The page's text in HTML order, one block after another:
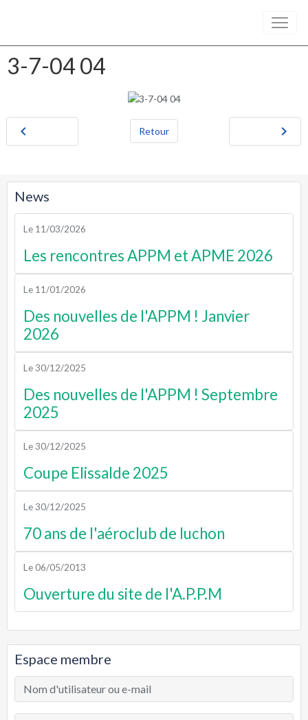
3-7-04 04
Retour
News
Le 11/03/2026
Les rencontres APPM et APME 2026
Le 11/01/2026
Des nouvelles de l'APPM ! Janvier
2026
Le 30/12/2025
Des nouvelles de l'APPM ! Septembre
2025
Le 30/12/2025
Coupe Elissalde 2025
Le 30/12/2025
70 ans de l'aéroclub de luchon
Le 06/05/2013
Ouverture du site de l'A.P.P.M
Espace membre